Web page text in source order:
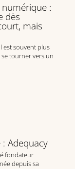
:
dès
mais
est souvent plus
tourner vers un
Adequacy
fondateur
depuis sa